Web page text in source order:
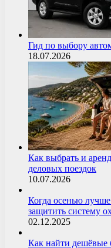
Гид по выбору
18.07.2026
Как выбрать и
деловых поездок
10.07.2026
Когда осенью
защитить систему
02.12.2025
Как найти дешёвые